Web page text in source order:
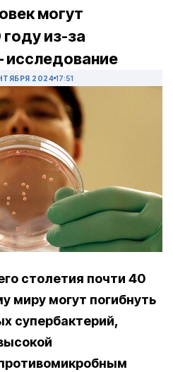
могут
из-за
исследование
2024 17:51
столетия почти 40
миру могут погибнуть
супербактерий,